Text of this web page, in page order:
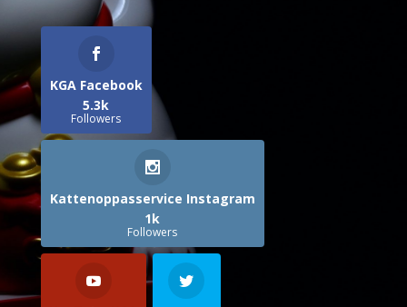
KGA Facebook
5.3k
Followers
Kattenoppasservice Instagram
1k
Followers